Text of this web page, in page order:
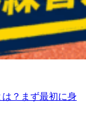
は？まず最初に身